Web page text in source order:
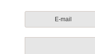
E-mail